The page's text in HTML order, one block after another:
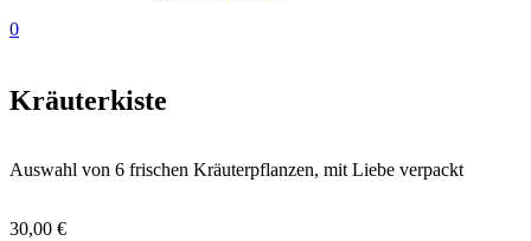
0
Kräuterkiste
Auswahl von 6 frischen Kräuterpflanzen, mit Liebe verpackt
30,00 €